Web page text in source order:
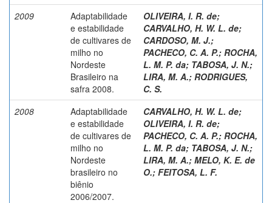
2009
Adaptabilidade
e estabilidade
de cultivares de
milho no
Nordeste
Brasileiro na
safra 2008.
OLIVEIRA, I. R. de;
CARVALHO, H. W. L. de;
CARDOSO, M. J.;
PACHECO, C. A. P.; ROCHA,
L. M. P. da; TABOSA, J. N.;
LIRA, M. A.; RODRIGUES,
C. S.
2008
Adaptabilidade
e estabilidade
de cultivares de
milho no
Nordeste
brasileiro no
biênio
2006/2007.
CARVALHO, H. W. L. de;
OLIVEIRA, I. R. de;
PACHECO, C. A. P.; ROCHA,
L. M. P. da; TABOSA, J. N.;
LIRA, M. A.; MELO, K. E. de
O.; FEITOSA, L. F.